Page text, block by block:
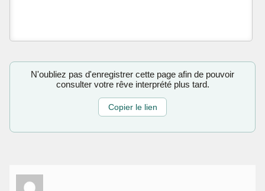
N'oubliez pas d'enregistrer cette page afin de pouvoir
consulter votre rêve interprété plus tard.
Copier le lien